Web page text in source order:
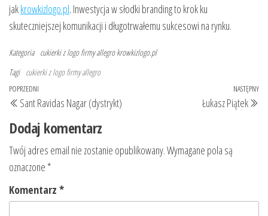
jakkrowkizlogo.pl. Inwestycja w słodki branding to krok ku
skuteczniejszej komunikacji i długotrwałemu sukcesowi na rynku.
Kategoria cukierki z logo firmy allegro krowkizlogo.pl
Tagi cukierki z logo firmy allegro
Nawigacja
wpisu
Poprzedni
wpis
POPRZEDNI
Sant Ravidas Nagar (dystrykt)
NASTĘPNY
Łukasz Piątek
Dodaj komentarz
Twój adres email nie zostanie opublikowany.Wymagane pola są
oznaczone *
Komentarz *